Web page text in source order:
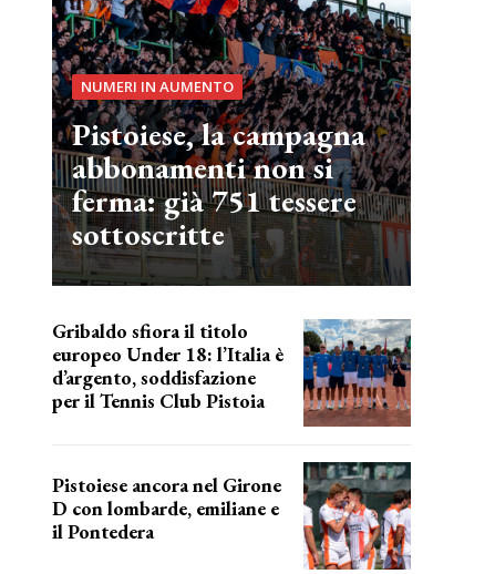
NUMERI IN AUMENTO
Pistoiese, la campagna
abbonamenti non si
ferma: già 751 tessere
sottoscritte
Gribaldo sfiora il titolo
europeo Under 18: l’Italia è
d’argento, soddisfazione
per il Tennis Club Pistoia
Pistoiese ancora nel Girone
D con lombarde, emiliane e
il Pontedera